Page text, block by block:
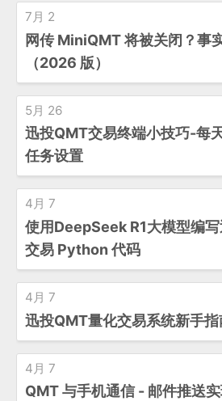
7月 2
网传 MiniQMT 将被关闭？事
（2026 版）
5月 26
迅投QMT交易终端小技巧-每
任务设置
4月 7
使用DeepSeek R1大模型编
交易 Python 代码
4月 7
迅投QMT量化交易系统新手
4月 7
QMT 与手机通信 - 邮件推送